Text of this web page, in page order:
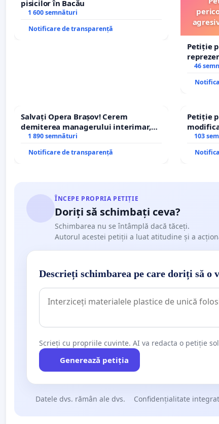
pisicilor în Bacău
1 600 semnături
Notificare de transparență
Petiție
stăpân
46
Salvați Opera Brașov! Cerem
demiterea managerului interimar,
Petrean Lucian-Marius!
1 890 semnături
Notificare de transparență
Petiție
– Hanu
103
ÎNCEPE PROPRIA PETIȚIE
Doriți să schimbați ceva?
Schimbarea nu se întâmplă dacă tăceți.
Autorul acestei petiții a luat atitudine și a
Descrieți schimbarea pe care doriți să o
Scrieți cu propriile cuvinte. AI va redacta o petiție
Generează petiția
Datele dvs. rămân ale dvs. Confidențialitate